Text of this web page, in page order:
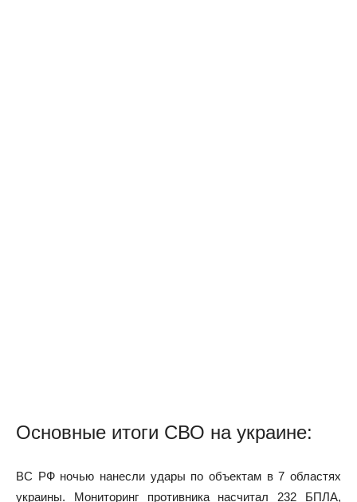
Основные итоги СВО на украине:
ВС РФ ночью нанесли удары по объектам в 7 областях
украины. Мониторинг противника насчитал 232 БПЛА,